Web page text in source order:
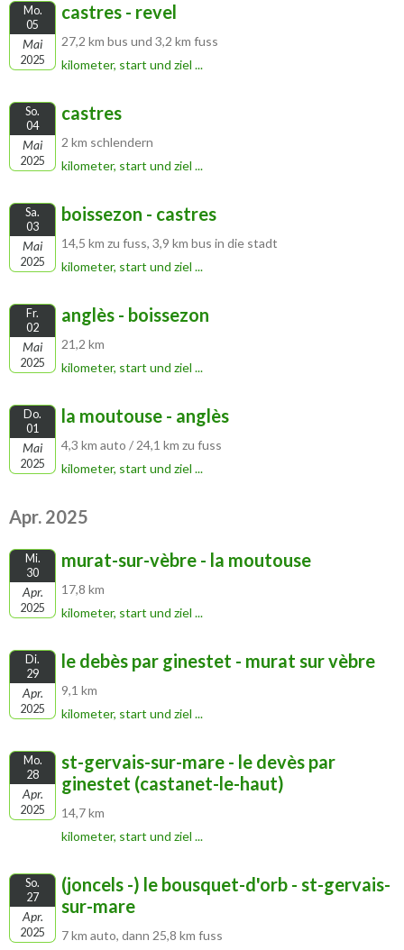
Mo.
05
Mai
2025
castres - revel
27,2 km bus und 3,2 km fuss
kilometer, start und ziel ...
So.
04
Mai
2025
castres
2 km schlendern
kilometer, start und ziel ...
Sa.
03
Mai
2025
boissezon - castres
14,5 km zu fuss, 3,9 km bus in die stadt
kilometer, start und ziel ...
Fr.
02
Mai
2025
anglès - boissezon
21,2 km
kilometer, start und ziel ...
Do.
01
Mai
2025
la moutouse - anglès
4,3 km auto / 24,1 km zu fuss
kilometer, start und ziel ...
Apr. 2025
Mi.
30
Apr.
2025
murat-sur-vèbre - la moutouse
17,8 km
kilometer, start und ziel ...
Di.
29
Apr.
2025
le debès par ginestet - murat sur vèbre
9,1 km
kilometer, start und ziel ...
Mo.
28
Apr.
2025
st-gervais-sur-mare - le devès par
ginestet (castanet-le-haut)
14,7 km
kilometer, start und ziel ...
So.
27
Apr.
2025
(joncels -) le bousquet-d'orb - st-gervais-
sur-mare
7 km auto, dann 25,8 km fuss